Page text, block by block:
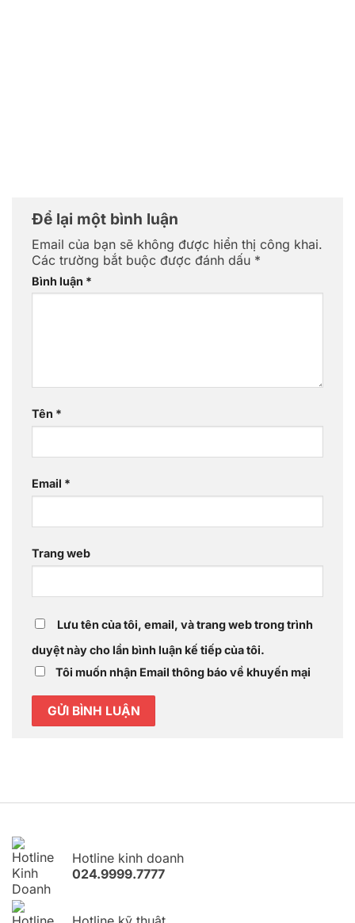
Để lại một bình luận
Email của bạn sẽ không được hiển thị công khai.
Các trường bắt buộc được đánh dấu *
Bình luận *
Tên *
Email *
Trang web
Lưu tên của tôi, email, và trang web trong trình
duyệt này cho lần bình luận kế tiếp của tôi.
Tôi muốn nhận Email thông báo về khuyến mại
Hotline kinh doanh
024.9999.7777